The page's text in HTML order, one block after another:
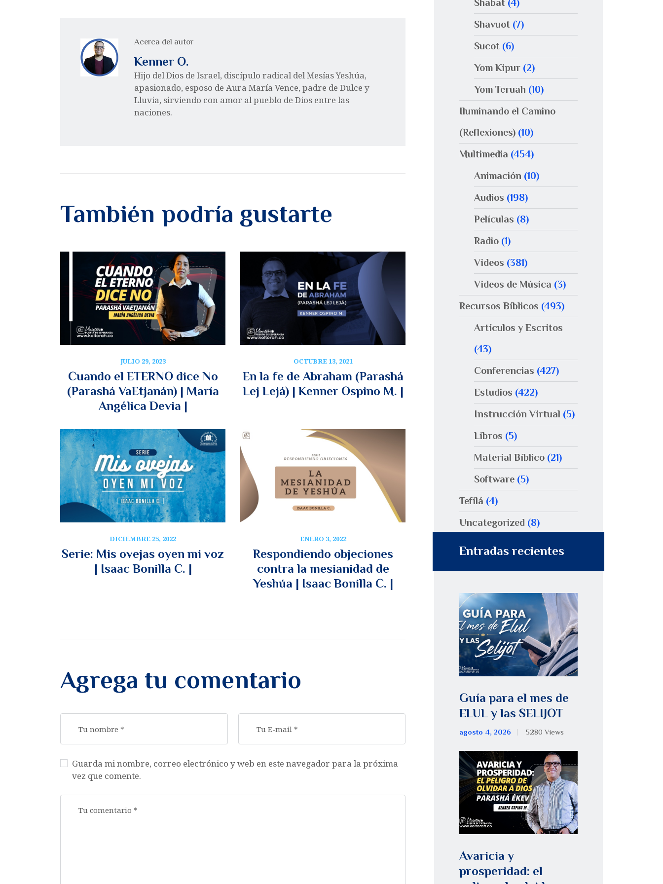
Acerca del autor
Kenner O.
Hijo del Dios de Israel, discípulo radical del Mesías Yeshúa,
apasionado, esposo de Aura María Vence, padre de Dulce y
Lluvia, sirviendo con amor al pueblo de Dios entre las
naciones.
También podría gustarte
JULIO 29, 2023
Cuando el ETERNO dice No
(Parashá VaEtjanán) | María
Angélica Devia |
OCTUBRE 13, 2021
En la fe de Abraham (Parashá
Lej Lejá) | Kenner Ospino M. |
DICIEMBRE 25, 2022
Serie: Mis ovejas oyen mi voz
| Isaac Bonilla C. |
ENERO 3, 2022
Respondiendo objeciones
contra la mesianidad de
Yeshúa | Isaac Bonilla C. |
Agrega tu comentario
Guarda mi nombre, correo electrónico y web en este navegador para la próxima
vez que comente.
Shabat (4)
Shavuot (7)
Sucot (6)
Yom Kipur (2)
Yom Teruah (10)
Iluminando el Camino
(Reflexiones) (10)
Multimedia (454)
Animación (10)
Audios (198)
Películas (8)
Radio (1)
Videos (381)
Videos de Música (3)
Recursos Bíblicos (493)
Artículos y Escritos
(43)
Conferencias (427)
Estudios (422)
Instrucción Virtual (5)
Libros (5)
Material Bíblico (21)
Software (5)
Tefilá (4)
Uncategorized (8)
Entradas recientes
Guía para el mes de
ELUL y las SELIJOT
agosto 4, 2026 5280 Views
Avaricia y
prosperidad: el